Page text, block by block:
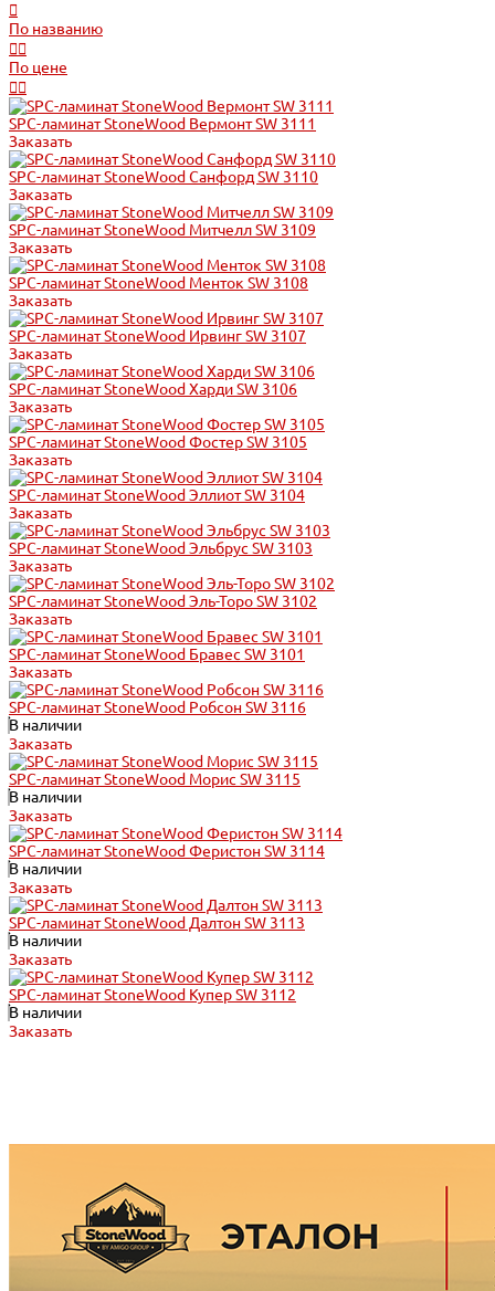
По названию
По цене
SPC-ламинат StoneWood Вермонт SW 3111
Заказать
SPC-ламинат StoneWood Санфорд SW 3110
Заказать
SPC-ламинат StoneWood Митчелл SW 3109
Заказать
SPC-ламинат StoneWood Менток SW 3108
Заказать
SPC-ламинат StoneWood Ирвинг SW 3107
Заказать
SPC-ламинат StoneWood Харди SW 3106
Заказать
SPC-ламинат StoneWood Фостер SW 3105
Заказать
SPC-ламинат StoneWood Эллиот SW 3104
Заказать
SPC-ламинат StoneWood Эльбрус SW 3103
Заказать
SPC-ламинат StoneWood Эль-Торо SW 3102
Заказать
SPC-ламинат StoneWood Бравес SW 3101
Заказать
SPC-ламинат StoneWood Робсон SW 3116
В наличии
Заказать
SPC-ламинат StoneWood Морис SW 3115
В наличии
Заказать
SPC-ламинат StoneWood Феристон SW 3114
В наличии
Заказать
SPC-ламинат StoneWood Далтон SW 3113
В наличии
Заказать
SPC-ламинат StoneWood Купер SW 3112
В наличии
Заказать